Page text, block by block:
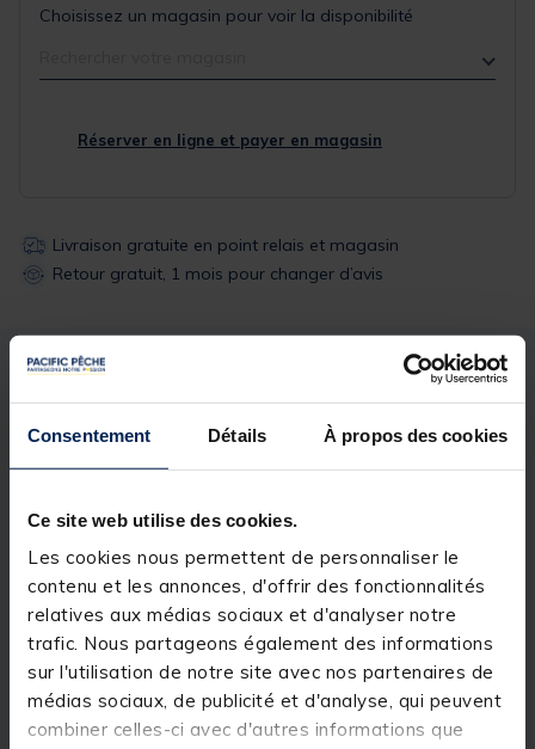
Consentement Détails À propos des cookies
Ce site web utilise des cookies.
Les cookies nous permettent de personnaliser le
contenu et les annonces, d'offrir des fonctionnalités
relatives aux médias sociaux et d'analyser notre
trafic. Nous partageons également des informations
sur l'utilisation de notre site avec nos partenaires de
médias sociaux, de publicité et d'analyse, qui peuvent
combiner celles-ci avec d'autres informations que
Choisissez un magasin pour voir la disponibilité
Réserver en ligne et payer en magasin
Livraison gratuite en point relais et magasin
Retour gratuit, 1 mois pour changer d’avis
Description & détails
Détails
Spécifications